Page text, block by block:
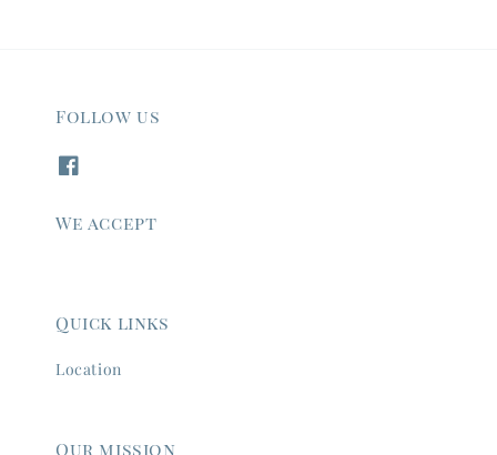
Follow us
We accept
Quick links
Location
Our mission